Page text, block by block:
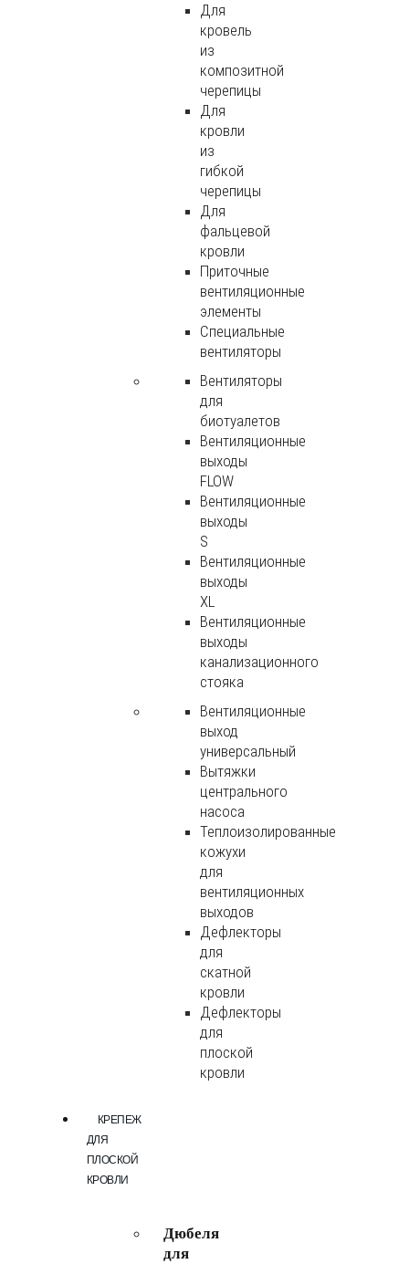
Для
кровель
из
композитной
черепицы
Для
кровли
из
гибкой
черепицы
Для
фальцевой
кровли
Приточные
вентиляционные
элементы
Специальные
вентиляторы
Вентиляторы
для
биотуалетов
Вентиляционные
выходы
FLOW
Вентиляционные
выходы
S
Вентиляционные
выходы
XL
Вентиляционные
выходы
канализационного
стояка
Вентиляционные
выход
универсальный
Вытяжки
центрального
насоса
Теплоизолированные
кожухи
для
вентиляционных
выходов
Дефлекторы
для
скатной
кровли
Дефлекторы
для
плоской
кровли
КРЕПЕЖ
ДЛЯ
ПЛОСКОЙ
КРОВЛИ
Дюбеля
для